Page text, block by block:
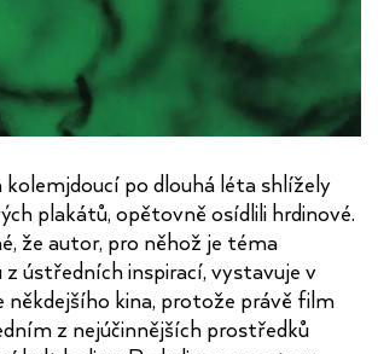
po dlouhá léta shlížely
plakátů, opětovně osídlili hrdinové.
že autor, pro něhož je téma
ústředních inspirací, vystavuje v
někdejšího kina, protože právě film
z nejúčinnějších prostředků